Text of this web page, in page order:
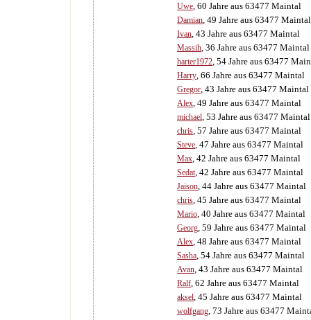
Uwe, 60 Jahre aus 63477 Maintal
Damian, 49 Jahre aus 63477 Maintal
Ivan, 43 Jahre aus 63477 Maintal
Massih, 36 Jahre aus 63477 Maintal
harter1972, 54 Jahre aus 63477
Harry, 66 Jahre aus 63477 Maintal
Gregor, 43 Jahre aus 63477 Maintal
Alex, 49 Jahre aus 63477 Maintal
michael, 53 Jahre aus 63477 Maintal
chris, 57 Jahre aus 63477 Maintal
Steve, 47 Jahre aus 63477 Maintal
Max, 42 Jahre aus 63477 Maintal
Sedat, 42 Jahre aus 63477 Maintal
Jaison, 44 Jahre aus 63477 Maintal
chris, 45 Jahre aus 63477 Maintal
Mario, 40 Jahre aus 63477 Maintal
Georg, 59 Jahre aus 63477 Maintal
Alex, 48 Jahre aus 63477 Maintal
Sasha, 54 Jahre aus 63477 Maintal
Avan, 43 Jahre aus 63477 Maintal
Ralf, 62 Jahre aus 63477 Maintal
aksel, 45 Jahre aus 63477 Maintal
wolfgang, 73 Jahre aus 63477